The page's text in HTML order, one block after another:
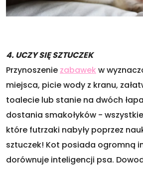
4. UCZY SIĘ SZTUCZEK
Przynoszenie zabawek w
miejsca, picie wody z kranu,
toalecie lub stanie na dwóch
dostania smakołyków -
które futrzaki nabyły poprzez
sztuczek! Kot posiada ogromną
dorównuje inteligencji psa.